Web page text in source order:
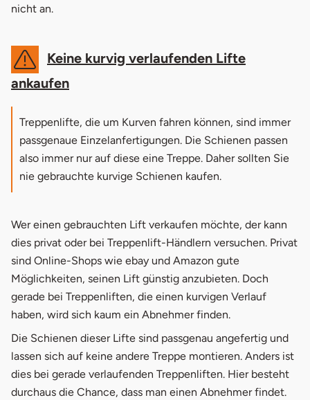
nicht an.
Keine kurvig verlaufenden Lifte
ankaufen
Treppenlifte, die um Kurven fahren können, sind immer
passgenaue Einzelanfertigungen. Die Schienen passen
also immer nur auf diese eine Treppe. Daher sollten Sie
nie gebrauchte kurvige Schienen kaufen.
Wer einen gebrauchten Lift verkaufen möchte, der kann
dies privat oder bei Treppenlift-Händlern versuchen. Privat
sind Online-Shops wie ebay und Amazon gute
Möglichkeiten, seinen Lift günstig anzubieten. Doch
gerade bei Treppenliften, die einen kurvigen Verlauf
haben, wird sich kaum ein Abnehmer finden.
Die Schienen dieser Lifte sind passgenau angefertig und
lassen sich auf keine andere Treppe montieren. Anders ist
dies bei gerade verlaufenden Treppenliften. Hier besteht
durchaus die Chance, dass man einen Abnehmer findet.